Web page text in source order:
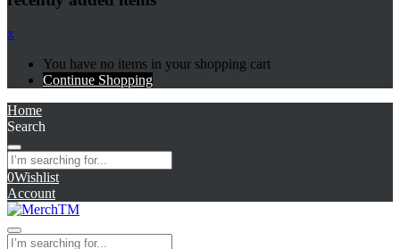
x
You have no items in your shopping cart
Continue Shopping
Home
Search
0Wishlist
Account